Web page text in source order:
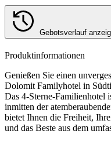
Gebotsverlauf
Produktinformationen
Genießen Sie einen
Dolomit Familyhotel in
Das 4-Sterne-Familienhotel
inmitten der
bietet Ihnen die Freiheit,
und das Beste aus dem